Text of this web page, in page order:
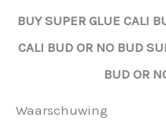
BUYSUPER GLUE CALI
CALI BUD OR NO BUD
BUD OR
Waarschuwing